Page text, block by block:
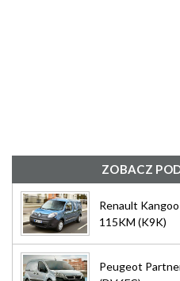
ZOBACZ
Renault
115KM (K9K)
Peugeot